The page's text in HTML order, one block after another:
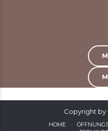
Copyright by
HOME